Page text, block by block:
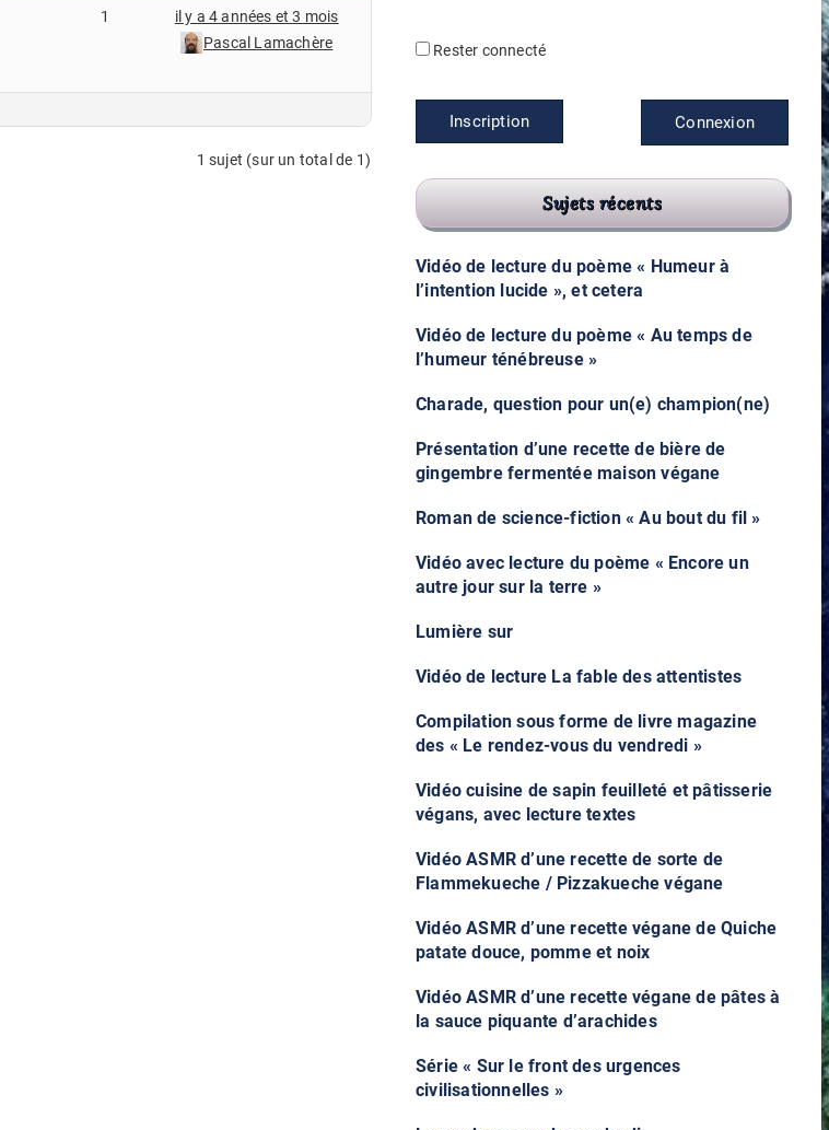
1
il y a 4 années et 3 mois
Pascal Lamachère
1 sujet (sur un total de 1)
Rester connecté
Connexion
Inscription
Sujets récents
Vidéo de lecture du poème « Humeur à
l’intention lucide », et cetera
Vidéo de lecture du poème « Au temps de
l’humeur ténébreuse »
Charade, question pour un(e) champion(ne)
Présentation d’une recette de bière de
gingembre fermentée maison végane
Roman de science-fiction « Au bout du fil »
Vidéo avec lecture du poème « Encore un
autre jour sur la terre »
Lumière sur
Vidéo de lecture La fable des attentistes
Compilation sous forme de livre magazine
des « Le rendez-vous du vendredi »
Vidéo cuisine de sapin feuilleté et pâtisserie
végans, avec lecture textes
Vidéo ASMR d’une recette de sorte de
Flammekueche / Pizzakueche végane
Vidéo ASMR d’une recette végane de Quiche
patate douce, pomme et noix
Vidéo ASMR d’une recette végane de pâtes à
la sauce piquante d’arachides
Série « Sur le front des urgences
civilisationnelles »